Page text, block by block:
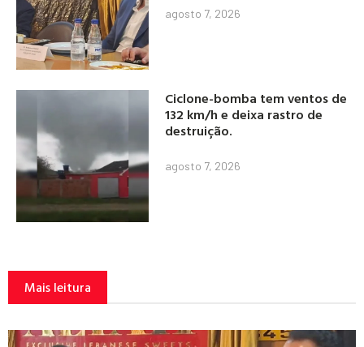
agosto 7, 2026
Ciclone-bomba tem ventos de
132 km/h e deixa rastro de
destruição.
agosto 7, 2026
Mais leitura